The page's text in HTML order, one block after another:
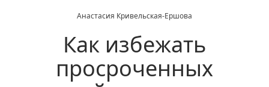
Анастасия Кривельская-Ершова
Как избежать
просроченных